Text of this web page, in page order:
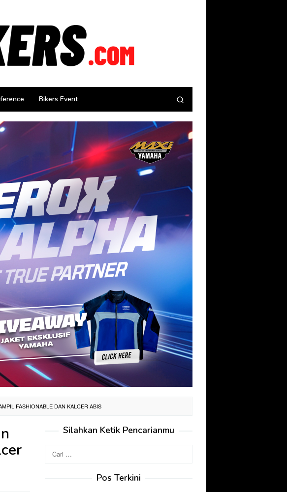
Bikers Event
FASHIONABLE DAN KALCER ABIS
Silahkan Ketik Pencarianmu
untuk:
Pos Terkini